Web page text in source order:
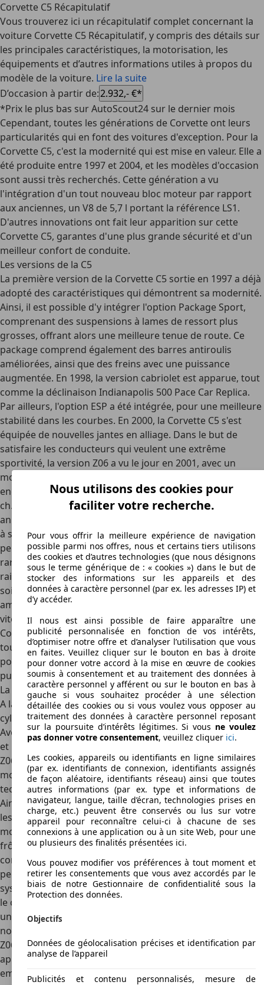
Corvette C5 Récapitulatif
Vous trouverez ici un récapitulatif complet concernant la
voiture Corvette C5 Récapitulatif, y compris des détails sur
les principales caractéristiques, la motorisation, les
équipements et d’autres informations utiles à propos du
modèle de la voiture. Lire la suite
D’occasion à partir de:2.932,- €*
*Prix le plus bas sur AutoScout24 sur le dernier mois
Cependant, toutes les générations de Corvette ont leurs
particularités qui en font des voitures d'exception. Pour la
Corvette C5, c'est la modernité qui est mise en valeur. Elle a
été produite entre 1997 et 2004, et les modèles d'occasion
sont aussi très recherchés. Cette génération a vu
l'intégration d'un tout nouveau bloc moteur par rapport
aux anciennes, un V8 de 5,7 l portant la référence LS1.
D'autres innovations ont fait leur apparition sur cette
Corvette C5, garantes d'une plus grande sécurité et d'un
meilleur confort de conduite.
Les versions de la C5
La première version de la Corvette C5 sortie en 1997 a déjà
adopté des caractéristiques qui démontrent sa modernité.
Ainsi, il est possible d'y intégrer l'option Package Sport,
comprenant des suspensions à lames de ressort plus
grosses, offrant alors une meilleure tenue de route. Ce
package comprend également des barres antiroulis
améliorées, ainsi que des freins avec une puissance
augmentée. En 1998, la version cabriolet est apparue, tout
comme la déclinaison Indianapolis 500 Pace Car Replica.
Par ailleurs, l'option ESP a été intégrée, pour une meilleure
stabilité dans les courbes. En 2000, la Corvette C5 s'est
équipée de nouvelles jantes en alliage. Dans le but de
satisfaire les conducteurs qui veulent une extrême
sportivité, la version Z06 a vu le jour en 2001, avec un
moteur de 385 ch. L'année suivante, une amélioration a
encore été apportée à cette version, pour atteindre les 405
ch. L'année 2003 a été marquée par le cinquantième
anniversaire de la Corvette, ce qui a poussé le constructeur
à sortir une série spéciale de la C5. Toutes ces versions
permettent de vivre des sensations extrêmes d'une grande
rareté, une fois la conduite maîtrisée. C'est pour cette
raison que la Corvette rencontre tant de succès, quelle que
soit la génération concernée. Elle reste un « muscle car »
américain qui fait rêver un grand nombre d'amateurs de
vitesse et de sport mécanique en général. Ainsi, une
Corvette C5 en voiture d'occasion sera la bienvenue pour
tout passionné, quitte à l'emmener sur un circuit pour
pouvoir exploiter légalement et en sécurité toute sa
puissance.
La motorisation de la C5
A la base, la Corvette C5 se dote donc d'un moteur 8
cylindres en V d'une capacité de 5,7 l qui développe 345 ch.
Avec cette cavalerie, le 0 à 100 km/h se fait en 4,8 secondes
et la vitesse maximale atteinte est de 272 km/h. La version
Z06 de 2001, encore plus sportive, utilise le même bloc
moteur que la version standard, mais elle est dotée de
technologies très évoluées pour davantage de puissance.
Ainsi, les premiers modèles atteignent déjà les 385 ch, et
les versions sorties à partir de 2002 ont vu leur puissance
monter à 405 ch. Avec ces évolutions, la vitesse maximale
frôle les 300 km/h. Mais les améliorations sur la Z06 ne
concernent pas uniquement le moteur et les
performances pures et dures. En effet, plusieurs autres
systèmes d'aide à la conduite pour renforcer la sécurité et
le confort ont été intégrés, comme un nouvel ESP pour
une meilleure stabilité dans les virages. En 2003, un
nouveau système de contrôle de la suspension équipe la
Z06, lui conférant une tenue de route améliorée tout en
apportant plus de confort. Avec toutes ces technologies
embarquées, la C5 a marqué l'histoire de cette gamme
Nous utilisons des cookies pour
faciliter votre recherche.
Pour vous offrir la meilleure expérience de navigation
possible parmi nos offres, nous et certains tiers utilisons
des cookies et d’autres technologies (que nous désignons
sous le terme générique de : « cookies ») dans le but de
stocker des informations sur les appareils et des
données à caractère personnel (par ex. les adresses IP) et
d’y accéder.
Il nous est ainsi possible de faire apparaître une
publicité personnalisée en fonction de vos intérêts,
d’optimiser notre offre et d’analyser l’utilisation que vous
en faites. Veuillez cliquer sur le bouton en bas à droite
pour donner votre accord à la mise en œuvre de cookies
soumis à consentement et au traitement des données à
caractère personnel y afférent ou sur le bouton en bas à
gauche si vous souhaitez procéder à une sélection
détaillée des cookies ou si vous voulez vous opposer au
traitement des données à caractère personnel reposant
sur la poursuite d’intérêts légitimes. Si vous ne voulez
pas donner votre consentement, veuillez cliquer ici.
Les cookies, appareils ou identifiants en ligne similaires
(par ex. identifiants de connexion, identifiants assignés
de façon aléatoire, identifiants réseau) ainsi que toutes
autres informations (par ex. type et informations de
navigateur, langue, taille d’écran, technologies prises en
charge, etc.) peuvent être conservés ou lus sur votre
appareil pour reconnaître celui-ci à chacune de ses
connexions à une application ou à un site Web, pour une
ou plusieurs des finalités présentées ici.
Vous pouvez modifier vos préférences à tout moment et
retirer les consentements que vous avez accordés par le
biais de notre Gestionnaire de confidentialité sous la
Protection des données.
Objectifs
Données de géolocalisation précises et identification par
analyse de l’appareil
Publicités et contenu personnalisés, mesure de